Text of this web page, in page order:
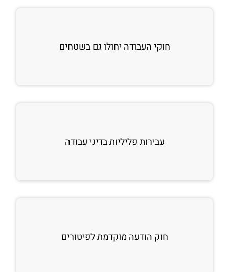
חוקי העבודה יחולו גם בשטחים
עבירות פליליות בדיני עבודה
חוק הודעה מוקדמת לפיטורים